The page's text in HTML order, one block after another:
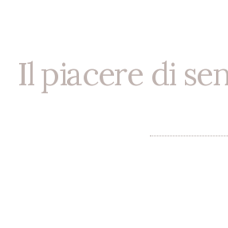
Il piacere di